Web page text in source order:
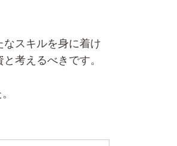
スキルを身に着け
考えるべきです。